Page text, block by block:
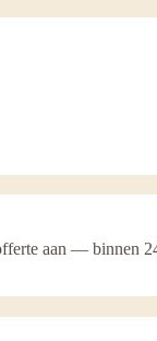
aan — binnen